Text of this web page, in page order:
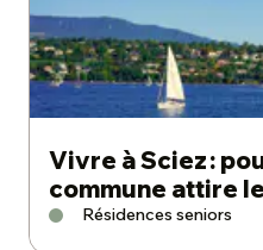
Vivre à Sciez :
commune attire
Résidences seniors